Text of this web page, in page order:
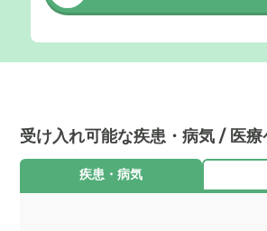
受け入れ可能な疾患・病気 / 医療
疾患・病気